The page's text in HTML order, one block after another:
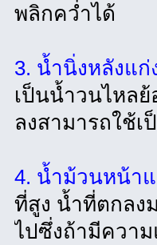
พลิกคว่ำได้
3. น้ำนิ่งหลังแก่
เป็นน้ำวนไหล
ลงสามารถใช้เ
4. น้ำม้วนหน้า
ที่สูง น้ำที่ตกลง
ไปซึ่งถ้ามีความ